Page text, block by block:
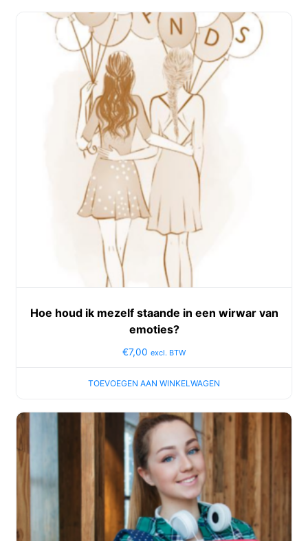
Hoe houd ik mezelf staande in een wirwar van
emoties?
€7,00 excl. BTW
TOEVOEGEN AAN WINKELWAGEN